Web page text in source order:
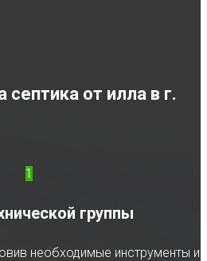
от илла в г.
1
группы
необходимые инструменты и